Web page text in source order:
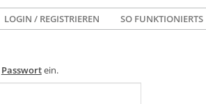
LOGIN / REGISTRIEREN SO FUNKTIONIERTS
Passwortein.